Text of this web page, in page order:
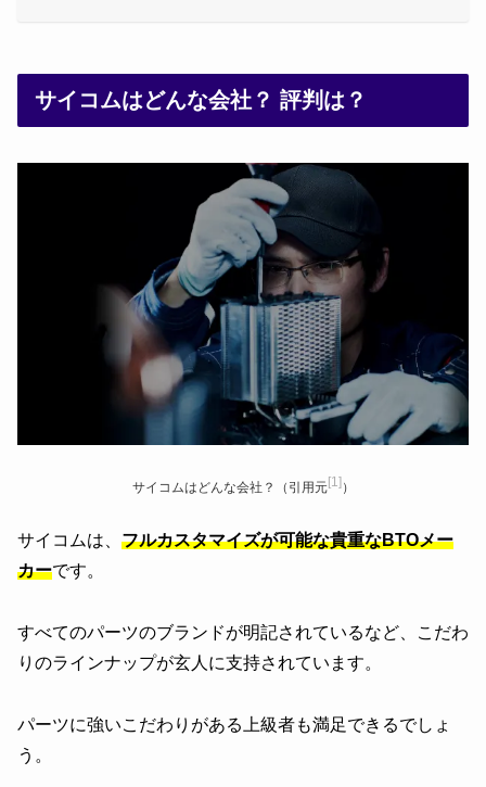
サイコムはどんな会社？ 評判は？
サイコムはどんな会社？（引用元[1]）
サイコムは、 フルカスタマイズが可能な貴重なBTOメー
カーです。
すべてのパーツのブランドが明記されているなど、こだわ
りのラインナップが玄人に支持されています。
パーツに強いこだわりがある上級者も満足できるでしょ
う。